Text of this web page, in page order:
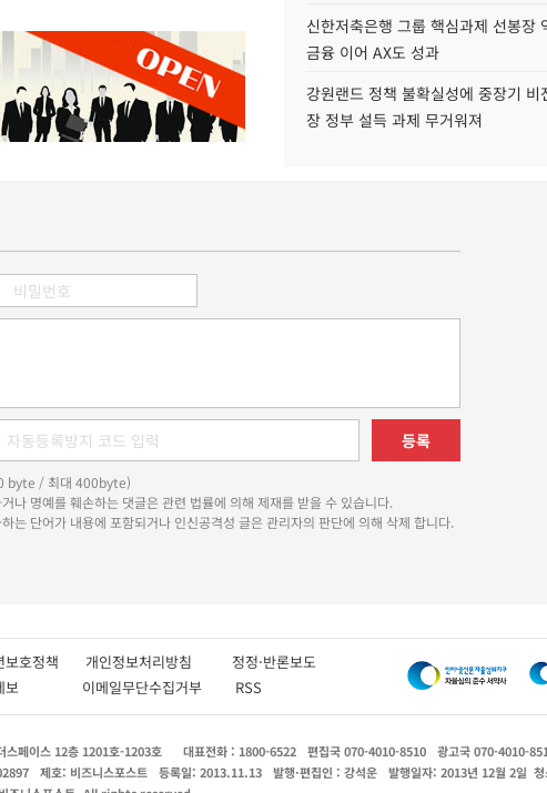
신한저축은행 그룹 핵심과제 선봉장
금융 이어 AX도 성과
강원랜드 정책 불확실성에 중장기
장 정부 설득 과제 무거워져
등록
byte / 최대 400byte)
나 명예를 훼손하는 댓글은 관련 법률에 의해 제재를 받을 수 있습니다.
는 단어가 내용에 포함되거나 인신공격성 글은 관리자의 판단에 의해 삭제 합니다.
보호정책 개인정보처리방침 정정·반론보도
제보 이메일무단수집거부 RSS
스페이스 12층 1201호-1203호 대표전화 : 1800-6522 편집국 070-4010-8510
광고국 070-4010-
제호: 비즈니스포스트 등록일: 2013.11.13 발행·편집인 : 강석운 발행일자: 2013년 12월 2일